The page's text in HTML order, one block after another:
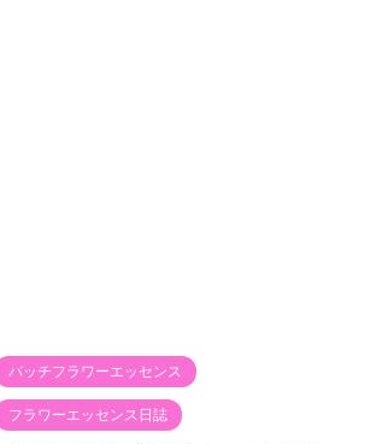
バッチフラワーエッセンス
フラワーエッセンス日誌